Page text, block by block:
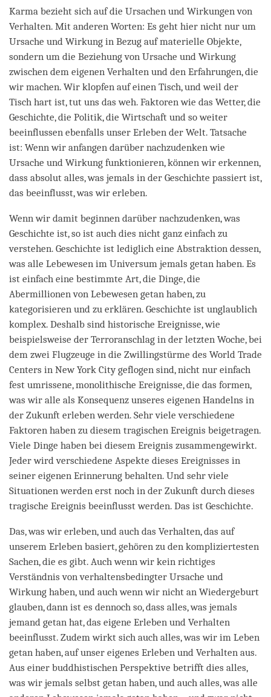
Karma bezieht sich auf die Ursachen und Wirkungen von
Verhalten. Mit anderen Worten: Es geht hier nicht nur um
Ursache und Wirkung in Bezug auf materielle Objekte,
sondern um die Beziehung von Ursache und Wirkung
zwischen dem eigenen Verhalten und den Erfahrungen, die
wir machen. Wir klopfen auf einen Tisch, und weil der
Tisch hart ist, tut uns das weh. Faktoren wie das Wetter, die
Geschichte, die Politik, die Wirtschaft und so weiter
beeinflussen ebenfalls unser Erleben der Welt. Tatsache
ist: Wenn wir anfangen darüber nachzudenken wie
Ursache und Wirkung funktionieren, können wir erkennen,
dass absolut alles, was jemals in der Geschichte passiert ist,
das beeinflusst, was wir erleben.
Wenn wir damit beginnen darüber nachzudenken, was
Geschichte ist, so ist auch dies nicht ganz einfach zu
verstehen. Geschichte ist lediglich eine Abstraktion dessen,
was alle Lebewesen im Universum jemals getan haben. Es
ist einfach eine bestimmte Art, die Dinge, die
Abermillionen von Lebewesen getan haben, zu
kategorisieren und zu erklären. Geschichte ist unglaublich
komplex. Deshalb sind historische Ereignisse, wie
beispielsweise der Terroranschlag in der letzten Woche, bei
dem zwei Flugzeuge in die Zwillingstürme des World Trade
Centers in New York City geflogen sind, nicht nur einfach
fest umrissene, monolithische Ereignisse, die das formen,
was wir alle als Konsequenz unseres eigenen Handelns in
der Zukunft erleben werden. Sehr viele verschiedene
Faktoren haben zu diesem tragischen Ereignis beigetragen.
Viele Dinge haben bei diesem Ereignis zusammengewirkt.
Jeder wird verschiedene Aspekte dieses Ereignisses in
seiner eigenen Erinnerung behalten. Und sehr viele
Situationen werden erst noch in der Zukunft durch dieses
tragische Ereignis beeinflusst werden. Das ist Geschichte.
Das, was wir erleben, und auch das Verhalten, das auf
unserem Erleben basiert, gehören zu den kompliziertesten
Sachen, die es gibt. Auch wenn wir kein richtiges
Verständnis von verhaltensbedingter Ursache und
Wirkung haben, und auch wenn wir nicht an Wiedergeburt
glauben, dann ist es dennoch so, dass alles, was jemals
jemand getan hat, das eigene Erleben und Verhalten
beeinflusst. Zudem wirkt sich auch alles, was wir im Leben
getan haben, auf unser eigenes Erleben und Verhalten aus.
Aus einer buddhistischen Perspektive betrifft dies alles,
was wir jemals selbst getan haben, und auch alles, was alle